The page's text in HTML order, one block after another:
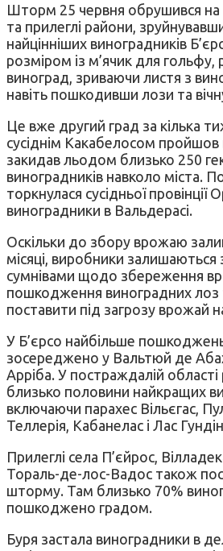
Шторм 25 червня обрушився
та прилеглі райони,
найцінніших виноградників
розміром із м’ячик для
виноград, зриваючи листя з
навіть пошкодивши лози та
Це вже другий град за кілька
сусіднім Какабелосом
закидав льодом близько 250
виноградників навколо міста.
торкнулася сусідньої
виноградники в Вальдерасі.
Оскільки до збору врожаю
місяці, виробники
сумнівами щодо збереження
пошкодження виноградних
поставити під загрозу врожай
У Б’єрсо найбільше
зосереджено у Вальтюй де
Арріба. У постраждалій
близько половини найкращих
включаючи парахес Вільєгас,
Теллерія, Кабанелас і Лас
Прилеглі села П’єйрос,
Тораль-де-лос-Вадос також
шторму. Там близько 70%
пошкоджено градом.
Буря застала виноградники в